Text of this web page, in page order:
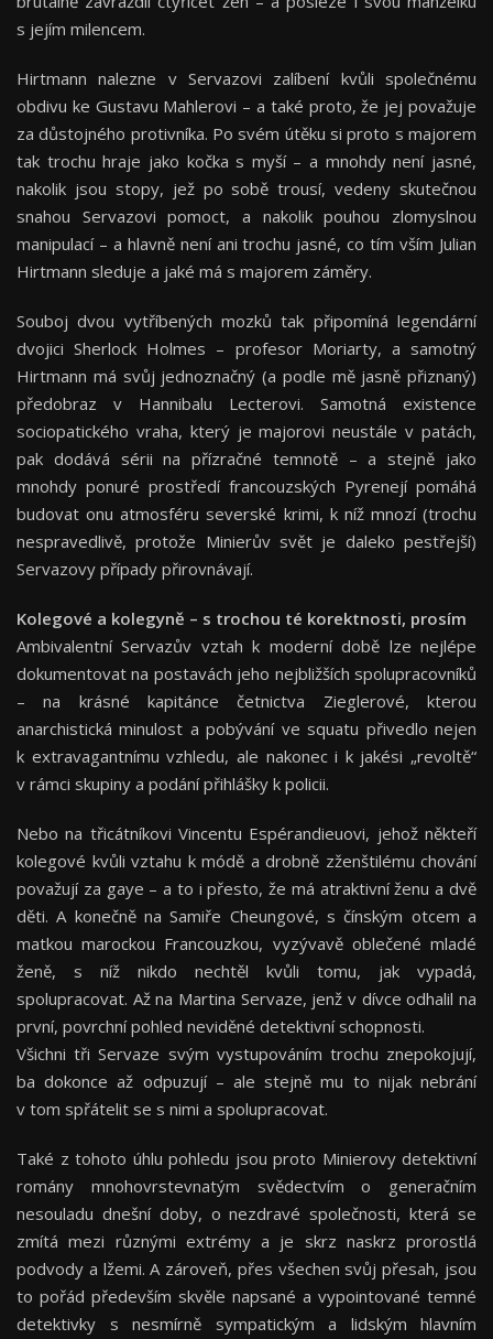
s jejím milencem.
Hirtmann nalezne v Servazovi zalíbení kvůli společnému
obdivu ke Gustavu Mahlerovi – a také proto, že jej považuje
za důstojného protivníka. Po svém útěku si proto s majorem
tak trochu hraje jako kočka s myší – a mnohdy není jasné,
nakolik jsou stopy, jež po sobě trousí, vedeny skutečnou
snahou Servazovi pomoct, a nakolik pouhou zlomyslnou
manipulací – a hlavně není ani trochu jasné, co tím vším Julian
Hirtmann sleduje a jaké má s majorem záměry.
Souboj dvou vytříbených mozků tak připomíná legendární
dvojici Sherlock Holmes – profesor Moriarty, a samotný
Hirtmann má svůj jednoznačný (a podle mě jasně přiznaný)
předobraz v Hannibalu Lecterovi. Samotná existence
sociopatického vraha, který je majorovi neustále v patách,
pak dodává sérii na přízračné temnotě – a stejně jako
mnohdy ponuré prostředí francouzských Pyrenejí pomáhá
budovat onu atmosféru severské krimi, k níž mnozí (trochu
nespravedlivě, protože Minierův svět je daleko pestřejší)
Servazovy případy přirovnávají.
Kolegové a kolegyně – s trochou té korektnosti, prosím
Ambivalentní Servazův vztah k moderní době lze nejlépe
dokumentovat na postavách jeho nejbližších spolupracovníků
– na krásné kapitánce četnictva Zieglerové, kterou
anarchistická minulost a pobývání ve squatu přivedlo nejen
k extravagantnímu vzhledu, ale nakonec i k jakési „revoltě“
v rámci skupiny a podání přihlášky k policii.
Nebo na třicátníkovi Vincentu Espérandieuovi, jehož někteří
kolegové kvůli vztahu k módě a drobně zženštilému chování
považují za gaye – a to i přesto, že má atraktivní ženu a dvě
děti. A konečně na Samiře Cheungové, s čínským otcem a
matkou marockou Francouzkou, vyzývavě oblečené mladé
ženě, s níž nikdo nechtěl kvůli tomu, jak vypadá,
spolupracovat. Až na Martina Servaze, jenž v dívce odhalil na
první, povrchní pohled neviděné detektivní schopnosti.
Všichni tři Servaze svým vystupováním trochu znepokojují,
ba dokonce až odpuzují – ale stejně mu to nijak nebrání
v tom spřátelit se s nimi a spolupracovat.
Také z tohoto úhlu pohledu jsou proto Minierovy detektivní
romány mnohovrstevnatým svědectvím o generačním
nesouladu dnešní doby, o nezdravé společnosti, která se
zmítá mezi různými extrémy a je skrz naskrz prorostlá
podvody a lžemi. A zároveň, přes všechen svůj přesah, jsou
to pořád především skvěle napsané a vypointované temné
detektivky s nesmírně sympatickým a lidským hlavním